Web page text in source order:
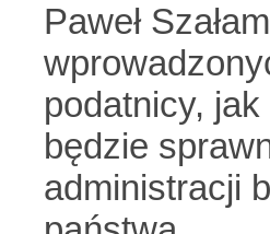
Paweł
podatnicy,
będzie
administracji